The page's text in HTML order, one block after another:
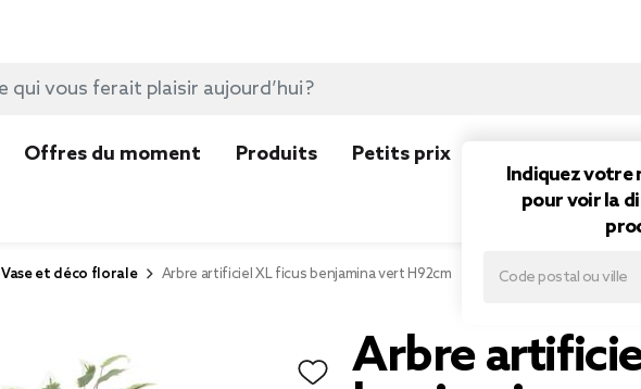
Indiquez votre
pour voir la
Offres du moment Produits Petits prix
Vase et déco florale Arbre artificiel XL ficus benjamina vert H92cm
Arbre